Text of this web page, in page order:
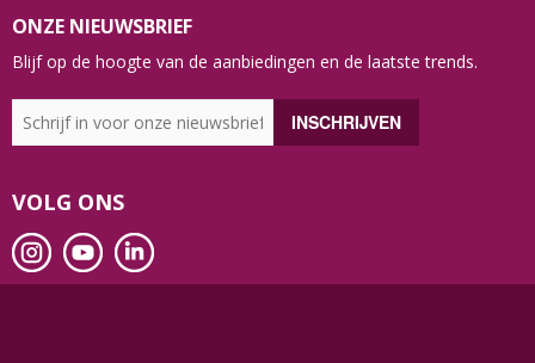
ONZE NIEUWSBRIEF
Blijf op de hoogte van de aanbiedingen en de laatste trends.
VOLG ONS